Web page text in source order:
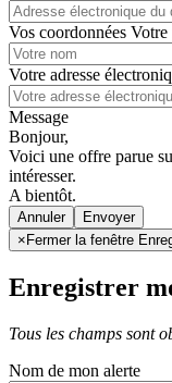
Vos coordonnées Votre
Votre adresse
Message
Bonjour,
Voici une offre parue
intéresser.
A bientôt.
Annuler
× Fermer la fenêtre
Enregistrer
Tous les champs sont
Nom de mon alerte